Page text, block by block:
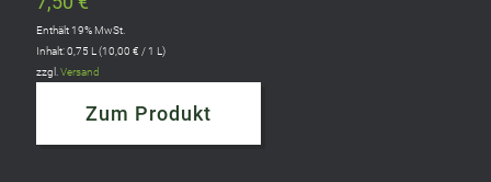
Enthält 19% MwSt.
Inhalt: 0,75 L (10,00 € / 1 L)
zzgl.Versand
Zum Produkt